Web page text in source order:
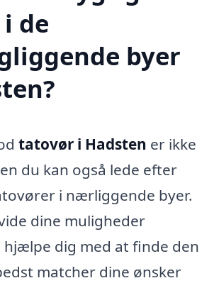
de
byer
tatovør i Hadsten er ikke
du kan også lede efter
i nærliggende byer.
dine muligheder
dig med at finde den
matcher dine ønsker